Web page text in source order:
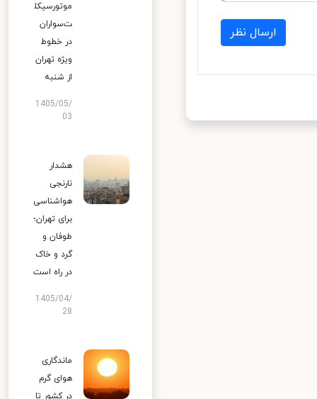
ارسال نظر
موتورسیکل
ت‌سواران
در خطوط
ویژه تهران
از شنبه
1405/05/
03
هشدار
نارنجی
هواشناسی
برای تهران؛
طوفان و
گرد و خاک
در راه است
1405/04/
28
ماندگاری
هوای گرم
در کشور تا